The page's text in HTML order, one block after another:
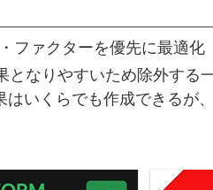
ファクターを優先に最適化
なりやすいため除外する
いくらでも作成できるが